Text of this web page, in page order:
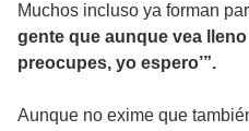
Muchos incluso ya forman
gente que aunque vea
preocupes, yo espero’”.
Aunque no exime que